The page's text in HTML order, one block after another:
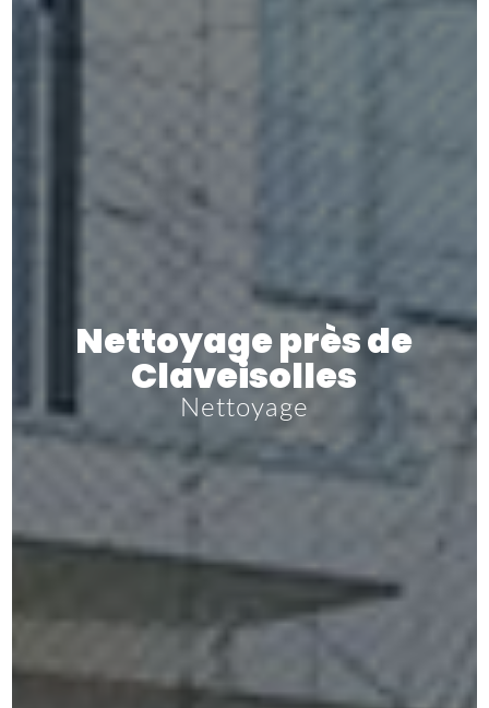
Nettoyage près de
Claveisolles
Nettoyage